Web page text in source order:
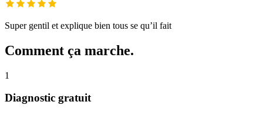
Super gentil et explique bien tous se qu’il fait
Comment ça marche.
1
Diagnostic gratuit